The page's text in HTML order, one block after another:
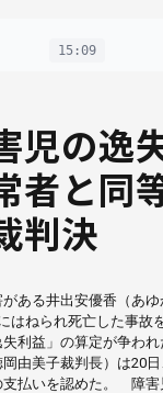
15:09
児の逸
者と同
判決
ある井出安優香（あゆ
はねられ死亡した事故
利益」の算定が争わ
由美子裁判長）は20
支払いを認めた。 障害